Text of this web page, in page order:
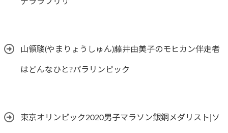
山領駿(やまりょうしゅん)藤井由美子のモヒカン伴走者
はどんなひと?パラリンピック
東京オリンピック2020男子マラソン銀銅メダリスト|ソ